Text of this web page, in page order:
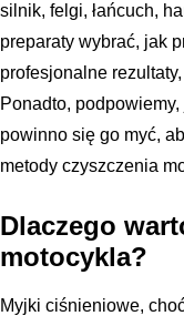
silnik, felgi, łańcuch,
preparaty wybrać, jak
profesjonalne
Ponadto,
powinno się go myć,
metody czyszczenia
Dlaczego
motocykla?
Myjki ciśnieniowe,